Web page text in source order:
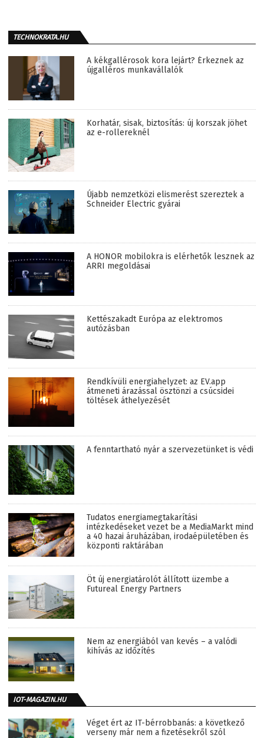
TECHNOKRATA.HU
A kékgallérosok kora lejárt? Érkeznek az
újgalléros munkavállalók
Korhatár, sisak, biztosítás: új korszak jöhet
az e-rollereknél
Újabb nemzetközi elismerést szereztek a
Schneider Electric gyárai
A HONOR mobilokra is elérhetők lesznek az
ARRI megoldásai
Kettészakadt Európa az elektromos
autózásban
Rendkívüli energiahelyzet: az EV.app
átmeneti árazással ösztönzi a csúcsidei
töltések áthelyezését
A fenntartható nyár a szervezetünket is védi
Tudatos energiamegtakarítási
intézkedéseket vezet be a MediaMarkt mind
a 40 hazai áruházában, irodaépületében és
központi raktárában
Öt új energiatárolót állított üzembe a
Futureal Energy Partners
Nem az energiából van kevés – a valódi
kihívás az időzítés
IOT-MAGAZIN.HU
Véget ért az IT-bérrobbanás: a következő
verseny már nem a fizetésekről szól